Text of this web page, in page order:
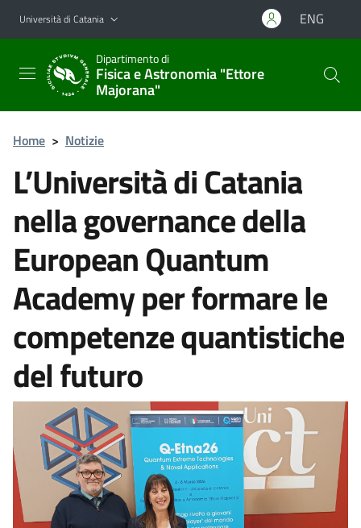
Vai al contenuto principale
Vai al menu di navigazione
Università di Catania ENG
Dipartimento di
Fisica e Astronomia "Ettore
Majorana"
Home > Notizie
L’Università di Catania
nella governance della
European Quantum
Academy per formare le
competenze quantistiche
del futuro